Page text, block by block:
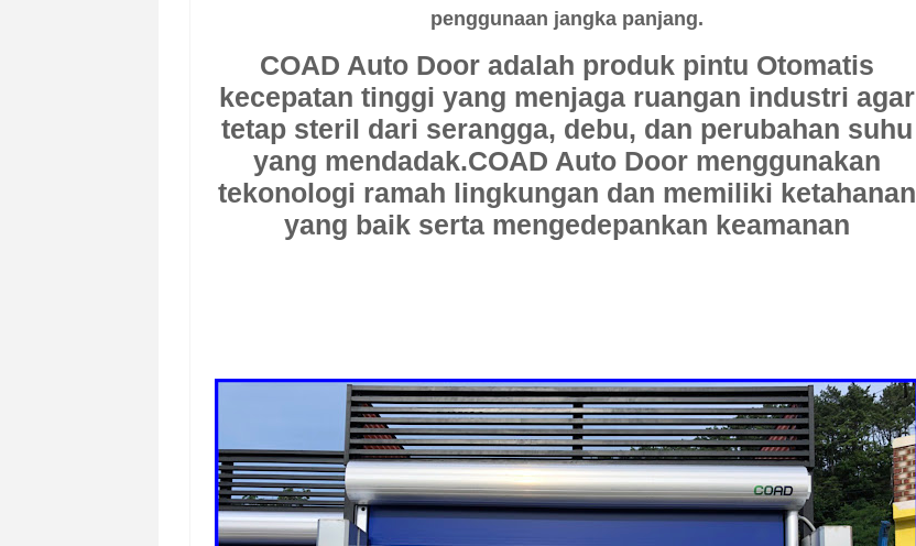
penggunaan jangka panjang.
COAD Auto Dooradalah produk pintu Otomatis
kecepatan tinggi yang menjaga ruangan industri agar
tetap steril dari serangga, debu, dan perubahan suhu
yang mendadak.COAD Auto Doormenggunakan
tekonologi ramah lingkungan dan memiliki ketahanan
yang baik serta mengedepankan keamanan